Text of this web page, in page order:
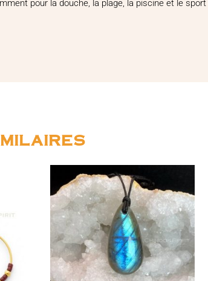
pour la douche, la plage, la piscine et le